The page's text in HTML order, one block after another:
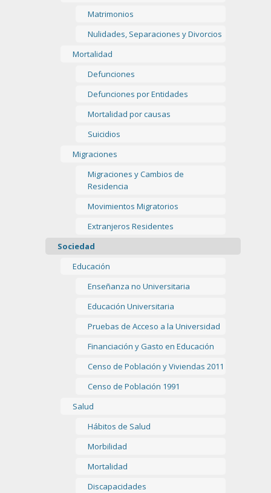
Matrimonios
Nulidades, Separaciones y Divorcios
Mortalidad
Defunciones
Defunciones por Entidades
Mortalidad por causas
Suicidios
Migraciones
Migraciones y Cambios de
Residencia
Movimientos Migratorios
Extranjeros Residentes
Sociedad
Educación
Enseñanza no Universitaria
Educación Universitaria
Pruebas de Acceso a la Universidad
Financiación y Gasto en Educación
Censo de Población y Viviendas 2011
Censo de Población 1991
Salud
Hábitos de Salud
Morbilidad
Mortalidad
Discapacidades